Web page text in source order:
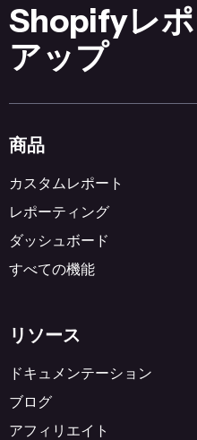
Shopifyレ
アップ
商品
カスタムレポート
レポーティング
ダッシュボード
すべての機能
リソース
ドキュメンテーション
ブログ
アフィリエイト